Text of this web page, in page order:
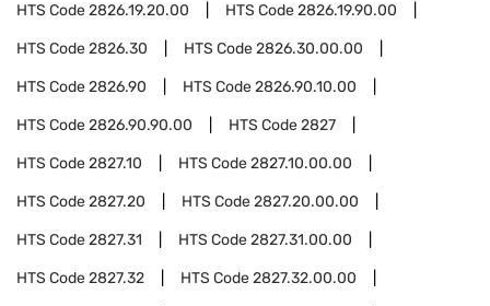
HTS Code2826.19.20.00 HTS Code2826.19.90.00
HTS Code2826.30 HTS Code2826.30.00.00
HTS Code2826.90 HTS Code2826.90.10.00
HTS Code2826.90.90.00 HTS Code2827
HTS Code2827.10 HTS Code2827.10.00.00
HTS Code2827.20 HTS Code2827.20.00.00
HTS Code2827.31 HTS Code2827.31.00.00
HTS Code2827.32 HTS Code2827.32.00.00